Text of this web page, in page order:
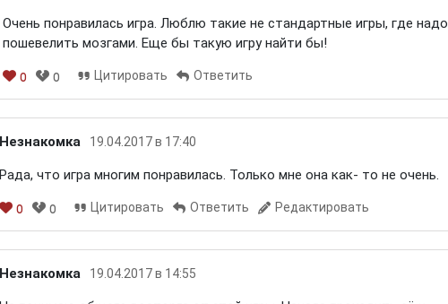
Очень понравилась игра. Люблю такие не стандартные игры, где надо
пошевелить мозгами. Еще бы такую игру найти бы!
0 0 Цитировать Ответить
Незнакомка 19.04.2017 в 17:40
Рада, что игра многим понравилась. Только мне она как- то не очень.
0 0 Цитировать Ответить Редактировать
Незнакомка 19.04.2017 в 14:55